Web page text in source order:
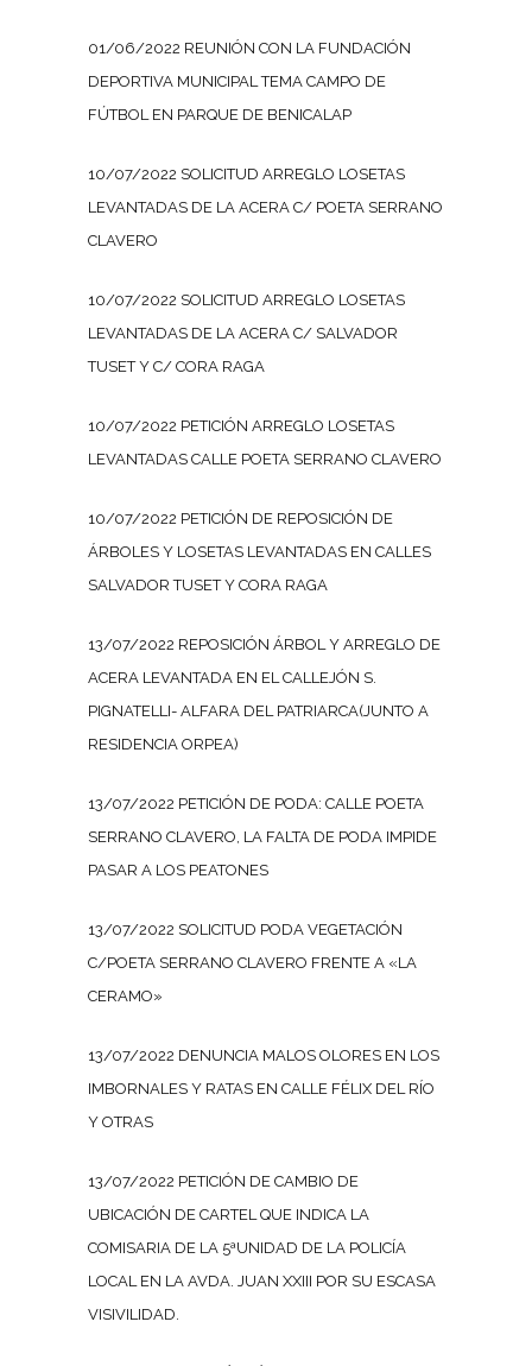
01/06/2022 REUNIÓN CON LA FUNDACIÓN
DEPORTIVA MUNICIPAL TEMA CAMPO DE
FÚTBOL EN PARQUE DE BENICALAP
10/07/2022 SOLICITUD ARREGLO LOSETAS
LEVANTADAS DE LA ACERA C/ POETA SERRANO
CLAVERO
10/07/2022 SOLICITUD ARREGLO LOSETAS
LEVANTADAS DE LA ACERA C/ SALVADOR
TUSET Y C/ CORA RAGA
10/07/2022 PETICIÓN ARREGLO LOSETAS
LEVANTADAS CALLE POETA SERRANO CLAVERO
10/07/2022 PETICIÓN DE REPOSICIÓN DE
ÁRBOLES Y LOSETAS LEVANTADAS EN CALLES
SALVADOR TUSET Y CORA RAGA
13/07/2022 REPOSICIÓN ÁRBOL Y ARREGLO DE
ACERA LEVANTADA EN EL CALLEJÓN S.
PIGNATELLI- ALFARA DEL PATRIARCA(JUNTO A
RESIDENCIA ORPEA)
13/07/2022 PETICIÓN DE PODA: CALLE POETA
SERRANO CLAVERO, LA FALTA DE PODA IMPIDE
PASAR A LOS PEATONES
13/07/2022 SOLICITUD PODA VEGETACIÓN
C/POETA SERRANO CLAVERO FRENTE A «LA
CERAMO»
13/07/2022 DENUNCIA MALOS OLORES EN LOS
IMBORNALES Y RATAS EN CALLE FÉLIX DEL RÍO
Y OTRAS
13/07/2022 PETICIÓN DE CAMBIO DE
UBICACIÓN DE CARTEL QUE INDICA LA
COMISARIA DE LA 5ªUNIDAD DE LA POLICÍA
LOCAL EN LA AVDA. JUAN XXIII POR SU ESCASA
VISIVILIDAD.